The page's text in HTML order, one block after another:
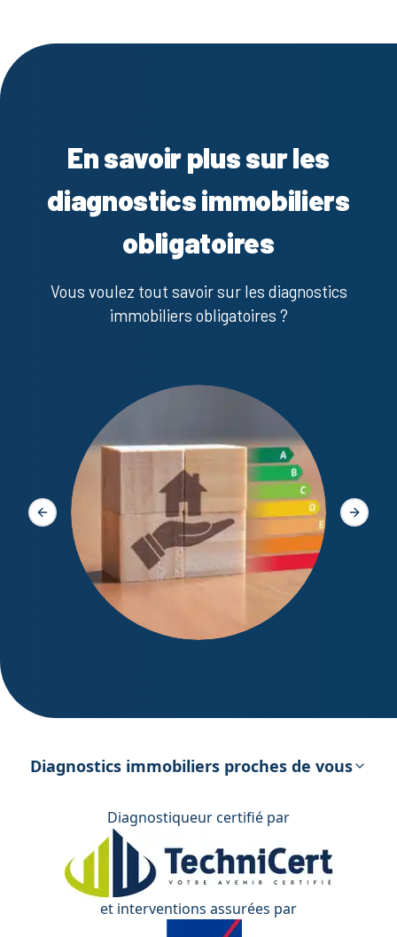
En savoir plus sur les
diagnostics immobiliers
obligatoires
Vous voulez tout savoir sur les diagnostics
immobiliers obligatoires ?
énergétique
Slide précédente Slide
Diagnostics immobiliers proches de vous
Diagnostiqueur certifié par
et interventions assurées par